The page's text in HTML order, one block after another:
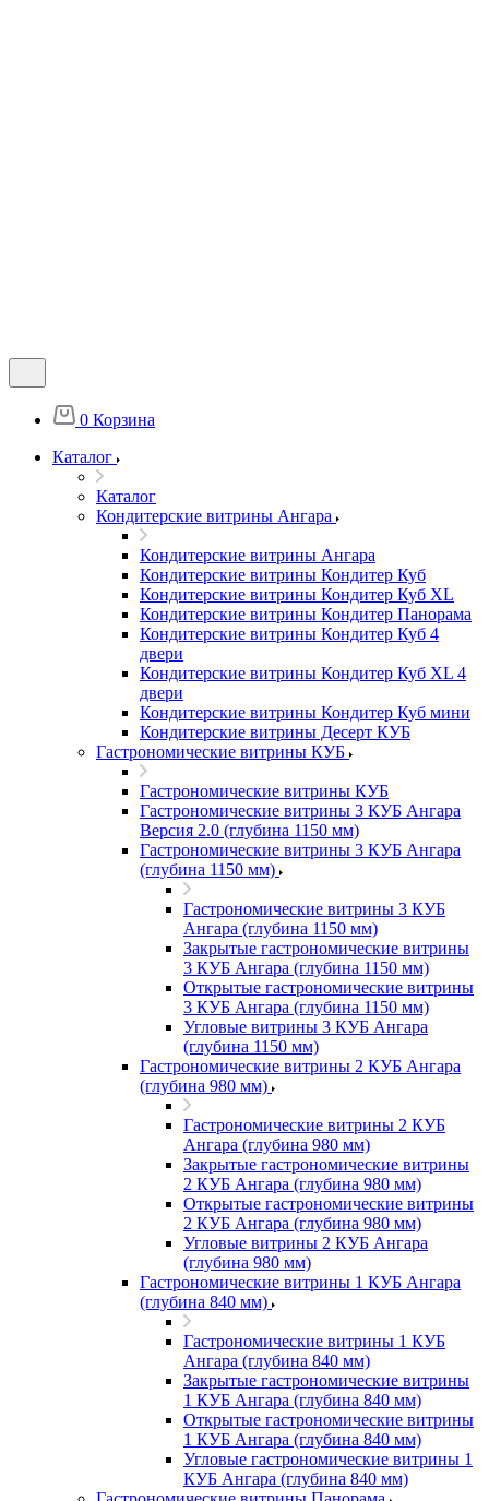
0 Корзина
Каталог
Каталог
Кондитерские витрины Ангара
Кондитерские витрины Ангара
Кондитерские витрины Кондитер Куб
Кондитерские витрины Кондитер Куб XL
Кондитерские витрины Кондитер Панорама
Кондитерские витрины Кондитер Куб 4
двери
Кондитерские витрины Кондитер Куб XL 4
двери
Кондитерские витрины Кондитер Куб мини
Кондитерские витрины Десерт КУБ
Гастрономические витрины КУБ
Гастрономические витрины КУБ
Гастрономические витрины 3 КУБ Ангара
Версия 2.0 (глубина 1150 мм)
Гастрономические витрины 3 КУБ Ангара
(глубина 1150 мм)
Гастрономические витрины 3 КУБ
Ангара (глубина 1150 мм)
Закрытые гастрономические витрины
3 КУБ Ангара (глубина 1150 мм)
Открытые гастрономические витрины
3 КУБ Ангара (глубина 1150 мм)
Угловые витрины 3 КУБ Ангара
(глубина 1150 мм)
Гастрономические витрины 2 КУБ Ангара
(глубина 980 мм)
Гастрономические витрины 2 КУБ
Ангара (глубина 980 мм)
Закрытые гастрономические витрины
2 КУБ Ангара (глубина 980 мм)
Открытые гастрономические витрины
2 КУБ Ангара (глубина 980 мм)
Угловые витрины 2 КУБ Ангара
(глубина 980 мм)
Гастрономические витрины 1 КУБ Ангара
(глубина 840 мм)
Гастрономические витрины 1 КУБ
Ангара (глубина 840 мм)
Закрытые гастрономические витрины
1 КУБ Ангара (глубина 840 мм)
Открытые гастрономические витрины
1 КУБ Ангара (глубина 840 мм)
Угловые гастрономические витрины 1
КУБ Ангара (глубина 840 мм)